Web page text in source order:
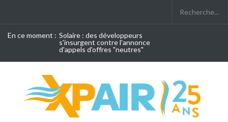
En ce moment : Solaire : des développeurs
s'insurgent contre l'annonce
d'appels d'offres "neutres"